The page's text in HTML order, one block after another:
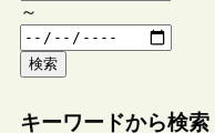
～
検索
キーワードから検索